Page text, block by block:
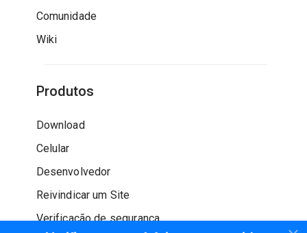
Comunidade
Wiki
Produtos
Download
Celular
Desenvolvedor
Reivindicar um Site
Verificação de segurança